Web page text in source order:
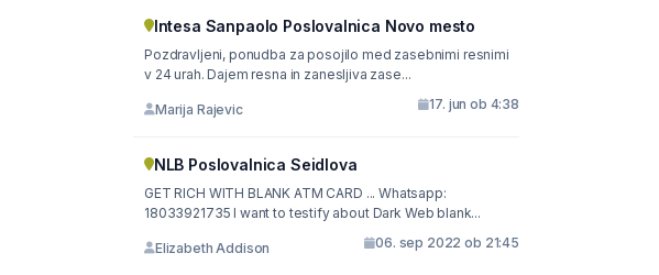
Intesa Sanpaolo Poslovalnica Novo mesto
Pozdravljeni, ponudba za posojilo med zasebnimi resnimi
v 24 urah. Dajem resna in zanesljiva zase...
Marija Rajevic 17. jun ob 4:38
NLB Poslovalnica Seidlova
GET RICH WITH BLANK ATM CARD ... Whatsapp:
18033921735 I want to testify about Dark Web blank...
Elizabeth Addison 06. sep 2022 ob 21:45